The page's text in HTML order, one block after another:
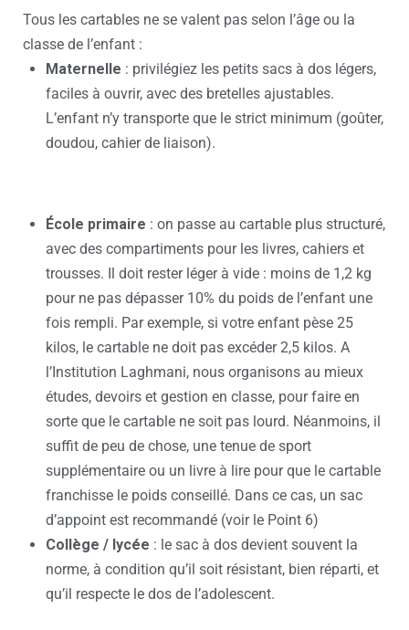
Tous les cartables ne se valent pas selon l’âge ou la
classe de l’enfant :
Maternelle : privilégiez les petits sacs à dos légers,
faciles à ouvrir, avec des bretelles ajustables.
L’enfant n’y transporte que le strict minimum (goûter,
doudou, cahier de liaison).
École primaire : on passe au cartable plus structuré,
avec des compartiments pour les livres, cahiers et
trousses. Il doit rester léger à vide : moins de 1,2 kg
pour ne pas dépasser 10% du poids de l’enfant une
fois rempli. Par exemple, si votre enfant pèse 25
kilos, le cartable ne doit pas excéder 2,5 kilos. A
l’Institution Laghmani, nous organisons au mieux
études, devoirs et gestion en classe, pour faire en
sorte que le cartable ne soit pas lourd. Néanmoins, il
suffit de peu de chose, une tenue de sport
supplémentaire ou un livre à lire pour que le cartable
franchisse le poids conseillé. Dans ce cas, un sac
d’appoint est recommandé (voir le Point 6)
Collège / lycée : le sac à dos devient souvent la
norme, à condition qu’il soit résistant, bien réparti, et
qu’il respecte le dos de l’adolescent.